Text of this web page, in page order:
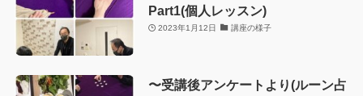
Part1(個人レッスン)
2023年1月12日 講座の様子
〜受講後アンケートより(ルーン占